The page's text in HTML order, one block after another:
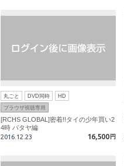
丸ごと DVD同時
HD
ブラウザ視聴専用
[RCHS GLOBAL]密着!!タイの少年買い2
4時 パタヤ編
2016.12.23
16,500 円